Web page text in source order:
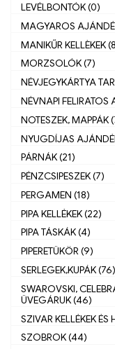
LEVÉLBONTÓK (0)
MAGYAROS
MANIKŰR KELLÈKEK
MORZSOLÓK (7)
NÉVJEGYKÁRTYA
NÉVNAPI FELIRATOS
NOTESZEK, MAPPÁK
NYUGDÍJAS
PÁRNÁK (21)
PÉNZCSIPESZEK (7)
PERGAMEN (18)
PIPA KELLÉKEK (22)
PIPA TÁSKÁK (4)
PIPERETÜKÖR (9)
SERLEGEK,KUPÁK (76)
SWAROVSKI,
ÜVEGÁRUK (46)
SZIVAR KELLÉKEK
SZOBROK (44)